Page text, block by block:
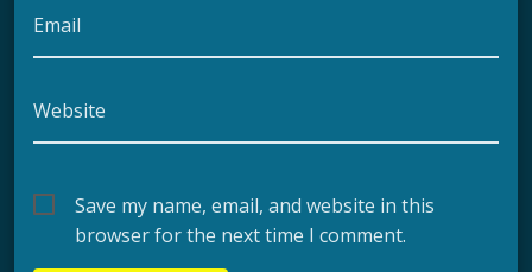
Email
Website
Save my name, email, and website in this
browser for the next time I comment.